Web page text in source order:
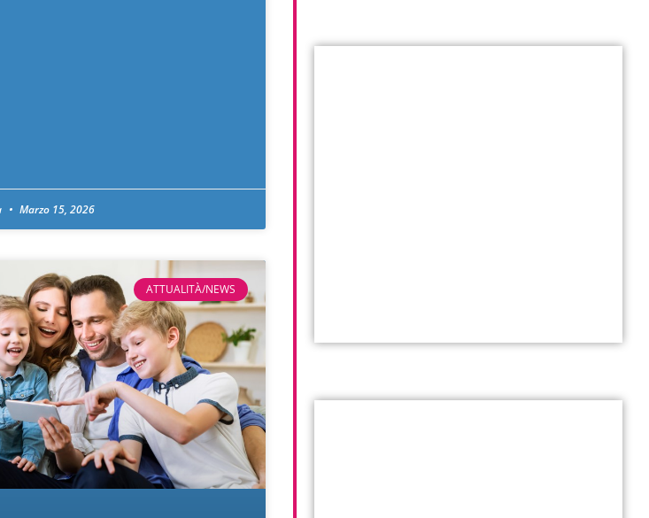
Marzo 15, 2026
ATTUALITÀ/NEWS